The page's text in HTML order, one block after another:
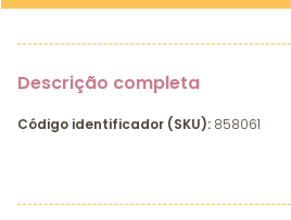
Descrição completa
Código identificador (SKU): 858061